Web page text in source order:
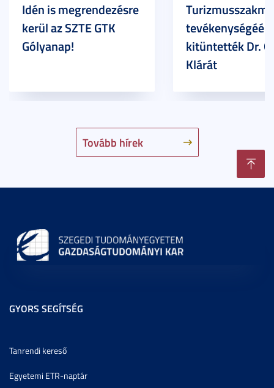
Tovább hírek
Idén is megrendezésre
kerül az SZTE GTK
Gólyanap!
tevékenységéért
kitüntették Dr.
Klárát
GYORS SEGÍTSÉG
Tanrendi kereső
Egyetemi ETR-naptár